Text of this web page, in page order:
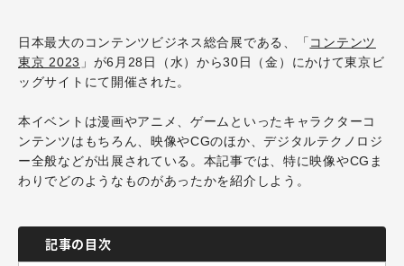
日本最大のコンテンツビジネス総合展である、「 コンテンツ
東京 2023 」が6月28日（水）から30日（金）にかけて東京ビ
ッグサイトにて開催された。
本イベントは漫画やアニメ、ゲームといったキャラクターコ
ンテンツはもちろん、映像やCGのほか、デジタルテクノロジ
ー全般などが出展されている。本記事では、特に映像やCGま
わりでどのようなものがあったかを紹介しよう。
記事の目次